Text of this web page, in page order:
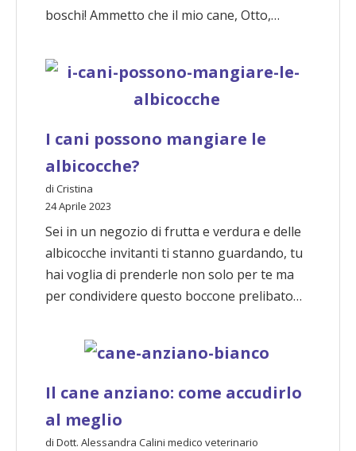
boschi! Ammetto che il mio cane, Otto,…
I cani possono mangiare le
albicocche?
di Cristina
24 Aprile 2023
Sei in un negozio di frutta e verdura e delle
albicocche invitanti ti stanno guardando, tu
hai voglia di prenderle non solo per te ma
per condividere questo boccone prelibato…
Il cane anziano: come accudirlo
al meglio
di Dott. Alessandra Calini medico veterinario